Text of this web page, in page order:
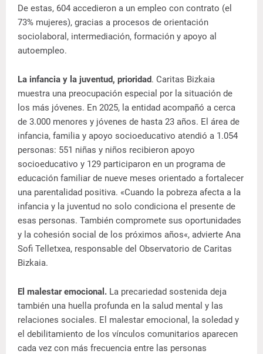
De estas, 604 accedieron a un empleo con contrato (el
73% mujeres), gracias a procesos de orientación
sociolaboral, intermediación, formación y apoyo al
autoempleo.
La infancia y la juventud, prioridad. Caritas Bizkaia
muestra una preocupación especial por la situación de
los más jóvenes. En 2025, la entidad acompañó a cerca
de 3.000 menores y jóvenes de hasta 23 años. El área de
infancia, familia y apoyo socioeducativo atendió a 1.054
personas: 551 niñas y niños recibieron apoyo
socioeducativo y 129 participaron en un programa de
educación familiar de nueve meses orientado a fortalecer
una parentalidad positiva. «Cuando la pobreza afecta a la
infancia y la juventud no solo condiciona el presente de
esas personas. También compromete sus oportunidades
y la cohesión social de los próximos años«, advierte Ana
Sofi Telletxea, responsable del Observatorio de Caritas
Bizkaia.
El malestar emocional. La precariedad sostenida deja
también una huella profunda en la salud mental y las
relaciones sociales. El malestar emocional, la soledad y
el debilitamiento de los vínculos comunitarios aparecen
cada vez con más frecuencia entre las personas